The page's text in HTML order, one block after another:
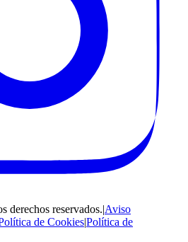
derechos reservados.|Aviso
de Cookies|Política de